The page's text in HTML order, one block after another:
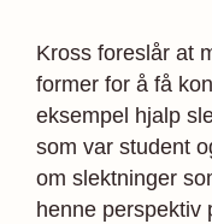
Kross foreslår at
former for å få
eksempel hjalp
som var student
om slektninger
henne perspektiv